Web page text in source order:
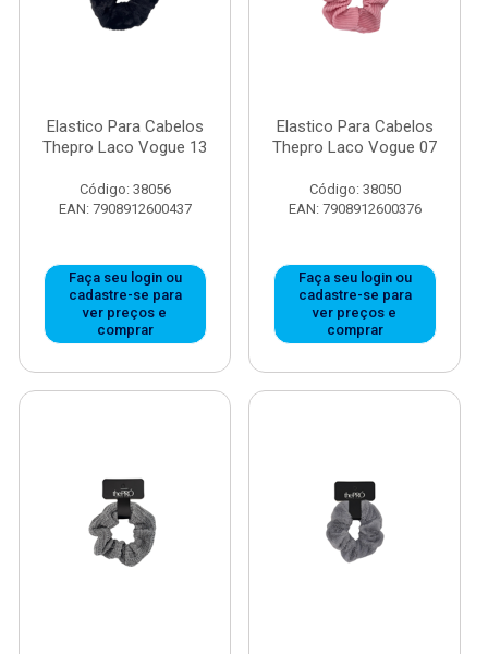
Elastico Para Cabelos
Thepro Laco Vogue 13
Código: 38056
EAN: 7908912600437
Faça seu login ou
cadastre-se para
ver preços e
comprar
Elastico Para Cabelos
Thepro Laco Vogue 07
Código: 38050
EAN: 7908912600376
Faça seu login ou
cadastre-se para
ver preços e
comprar